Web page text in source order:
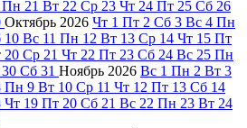
Пн 21 Вт 22 Ср 23 Чт 24 Пт 25 Сб 26
Октябрь 2026 Чт 1 Пт 2 Сб 3 Вс 4 Пн
10 Вс 11 Пн 12 Вт 13 Ср 14 Чт 15 Пт
20 Ср 21 Чт 22 Пт 23 Сб 24 Вс 25 Пн
30 Сб 31 Ноябрь 2026 Вс 1 Пн 2 Вт 3
Пн 9 Вт 10 Ср 11 Чт 12 Пт 13 Сб 14
Чт 19 Пт 20 Сб 21 Вс 22 Пн 23 Вт 24